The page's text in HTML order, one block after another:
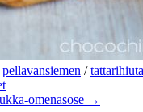
pellavansiemen /
omenasose →